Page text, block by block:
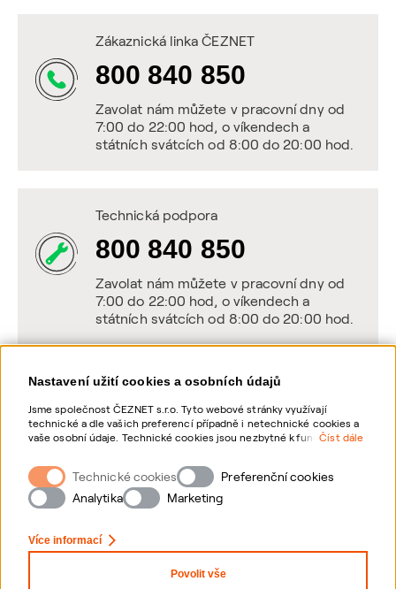
Nastavení užití cookies a osobních údajů
Jsme společnost ČEZNET s.r.o. Tyto webové stránky využívají
technické a dle vašich preferencí případně i netechnické cookies a
vaše osobní údaje. Technické cookies jsou nezbytné k fungování
webové stránky vašim preferencím, k personalizaci reklam a
analytice. Pro sběr a zpracování netechnických cookies a vašich
osobních údajů, nám můžete udělit souhlas. Bližší informace o
vašich právech, zpracování osobních údajů, včetně možnosti
Číst dále
Technické cookies
Preferenční cookies
Analytika
Marketing
Více informací
Povolit vše
Zákaznická linka ČEZNET
800 840 850
Zavolat nám můžete v pracovní dny od
7:00 do 22:00 hod, o víkendech a
státních svátcích od 8:00 do 20:00 hod.
Technická podpora
800 840 850
Zavolat nám můžete v pracovní dny od
7:00 do 22:00 hod, o víkendech a
státních svátcích od 8:00 do 20:00 hod.
Napište nám
POSLAT VZKAZ
Zanechte nám vzkaz online, my se vám
ozveme zpět